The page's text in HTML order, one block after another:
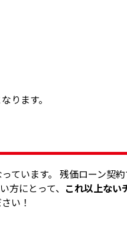
ります。
っています。 残価ローン契
方にとって、 これ以上ない
い！